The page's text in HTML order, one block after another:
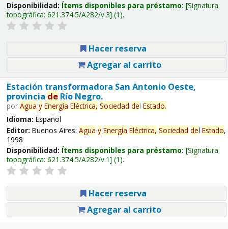
Disponibilidad: Ítems disponibles para préstamo: Signatura
topográfica: 621.374.5/A282/v.3 (1).
Hacer reserva
Agregar al carrito
Estación transformadora San Antonio Oeste,
provincia deRío Negro.
por Agua y Energía Eléctrica, Sociedad del Estado.
Idioma: Español
Editor: Buenos Aires: Agua y Energía Eléctrica, Sociedad del Estado,
1998
Disponibilidad: Ítems disponibles para préstamo: Signatura
topográfica: 621.374.5/A282/v.1 (1).
Hacer reserva
Agregar al carrito